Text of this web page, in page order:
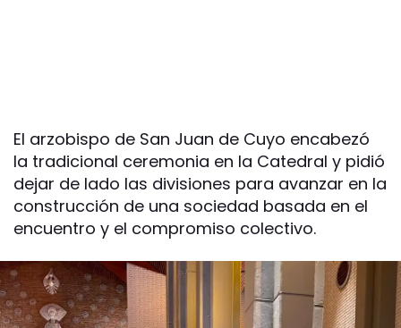
El arzobispo de San Juan de Cuyo encabezó
la tradicional ceremonia en la Catedral y pidió
dejar de lado las divisiones para avanzar en la
construcción de una sociedad basada en el
encuentro y el compromiso colectivo.